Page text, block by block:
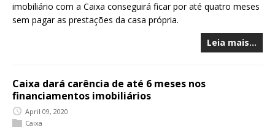
imobiliário com a Caixa conseguirá ficar por até quatro meses
sem pagar as prestações da casa própria.
Leia mais…
Caixa dará carência de até 6 meses nos
financiamentos imobiliários
April 09, 2020
Caixa